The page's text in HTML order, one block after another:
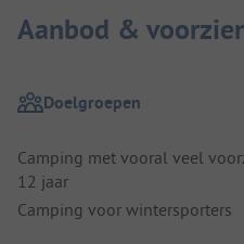
Aanbod &
Doelgroepen
Camping met vooral veel
12 jaar
Camping voor wintersporters